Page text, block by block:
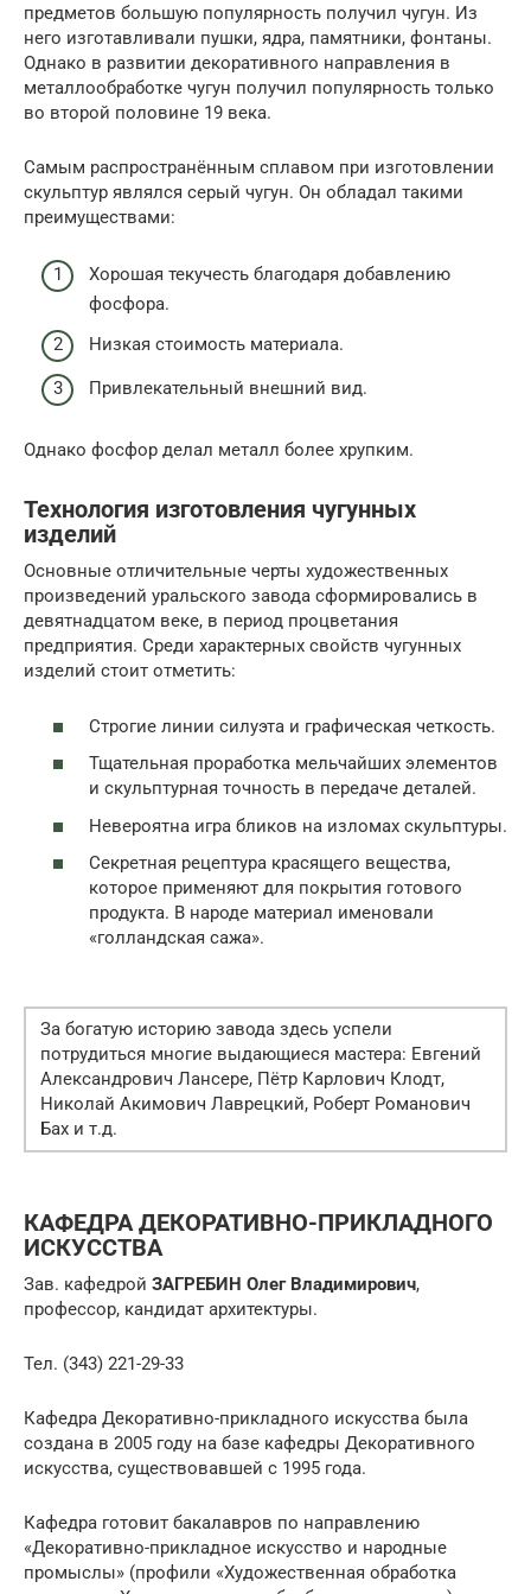
предметов большую популярность получил чугун. Из
него изготавливали пушки, ядра, памятники, фонтаны.
Однако в развитии декоративного направления в
металлообработке чугун получил популярность только
во второй половине 19 века.
Самым распространённым сплавом при изготовлении
скульптур являлся серый чугун. Он обладал такими
преимуществами:
Хорошая текучесть благодаря добавлению
фосфора.
Низкая стоимость материала.
Привлекательный внешний вид.
Однако фосфор делал металл более хрупким.
Технология изготовления чугунных
изделий
Основные отличительные черты художественных
произведений уральского завода сформировались в
девятнадцатом веке, в период процветания
предприятия. Среди характерных свойств чугунных
изделий стоит отметить:
Строгие линии силуэта и графическая четкость.
Тщательная проработка мельчайших элементов
и скульптурная точность в передаче деталей.
Невероятна игра бликов на изломах скульптуры.
Секретная рецептура красящего вещества,
которое применяют для покрытия готового
продукта. В народе материал именовали
«голландская сажа».
За богатую историю завода здесь успели
потрудиться многие выдающиеся мастера: Евгений
Александрович Лансере, Пётр Карлович Клодт,
Николай Акимович Лаврецкий, Роберт Романович
Бах и т.д.
КАФЕДРА ДЕКОРАТИВНО-ПРИКЛАДНОГО
ИСКУССТВА
Зав. кафедрой ЗАГРЕБИН Олег Владимирович,
профессор, кандидат архитектуры.
Тел. (343) 221-29-33
Кафедра Декоративно-прикладного искусства была
создана в 2005 году на базе кафедры Декоративного
искусства, существовавшей с 1995 года.
Кафедра готовит бакалавров по направлению
«Декоративно-прикладное искусство и народные
промыслы» (профили «Художественная обработка